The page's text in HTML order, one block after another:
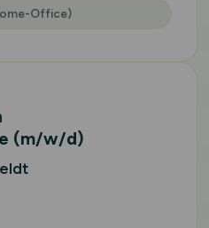
Office)
(m/w/d)